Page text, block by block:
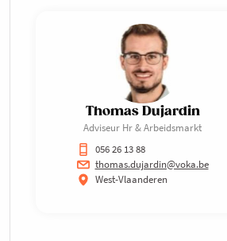
Thomas Dujardin
Adviseur Hr & Arbeidsmarkt
056 26 13 88
thomas.dujardin@voka.be
West-Vlaanderen